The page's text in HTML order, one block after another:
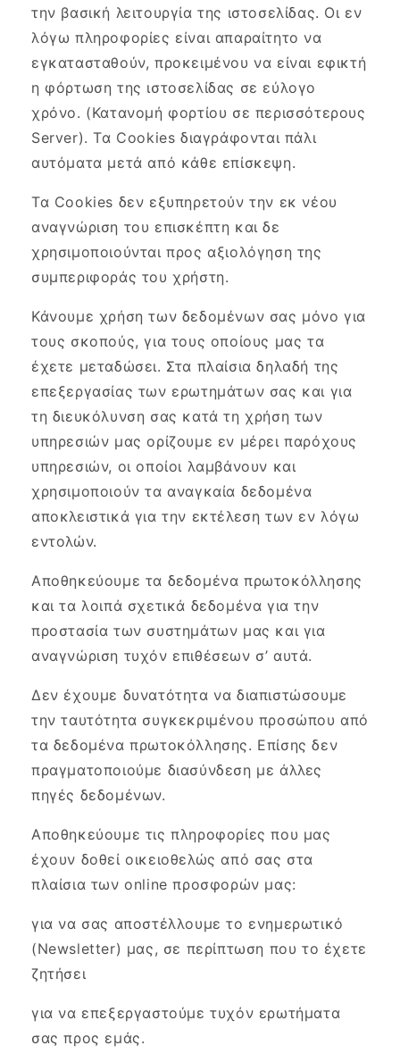
την βασική λειτουργία της ιστοσελίδας. Οι εν
λόγω πληροφορίες είναι απαραίτητο να
εγκατασταθούν, προκειμένου να είναι εφικτή
η φόρτωση της ιστοσελίδας σε εύλογο
χρόνο. (Κατανομή φορτίου σε περισσότερους
Server). Τα Cookies διαγράφονται πάλι
αυτόματα μετά από κάθε επίσκεψη.
Τα Cookies δεν εξυπηρετούν την εκ νέου
αναγνώριση του επισκέπτη και δε
χρησιμοποιούνται προς αξιολόγηση της
συμπεριφοράς του χρήστη.
Κάνουμε χρήση των δεδομένων σας μόνο για
τους σκοπούς, για τους οποίους μας τα
έχετε μεταδώσει. Στα πλαίσια δηλαδή της
επεξεργασίας των ερωτημάτων σας και για
τη διευκόλυνση σας κατά τη χρήση των
υπηρεσιών μας ορίζουμε εν μέρει παρόχους
υπηρεσιών, οι οποίοι λαμβάνουν και
χρησιμοποιούν τα αναγκαία δεδομένα
αποκλειστικά για την εκτέλεση των εν λόγω
εντολών.
Αποθηκεύουμε τα δεδομένα πρωτοκόλλησης
και τα λοιπά σχετικά δεδομένα για την
προστασία των συστημάτων μας και για
αναγνώριση τυχόν επιθέσεων σ’ αυτά.
Δεν έχουμε δυνατότητα να διαπιστώσουμε
την ταυτότητα συγκεκριμένου προσώπου από
τα δεδομένα πρωτοκόλλησης. Επίσης δεν
πραγματοποιούμε διασύνδεση με άλλες
πηγές δεδομένων.
Αποθηκεύουμε τις πληροφορίες που μας
έχουν δοθεί οικειοθελώς από σας στα
πλαίσια των online προσφορών μας:
για να σας αποστέλλουμε το ενημερωτικό
(Newsletter) μας, σε περίπτωση που το έχετε
ζητήσει
για να επεξεργαστούμε τυχόν ερωτήματα
σας προς εμάς.